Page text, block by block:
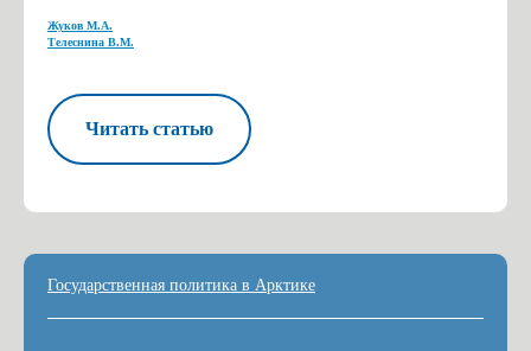
Жуков М.А.
Телеснина В.М.
Читать статью
Государственная политика в Арктике